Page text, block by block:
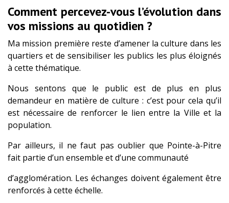
Comment percevez-vous l’évolution dans
vos missions au quotidien ?
Ma mission première reste d’amener la culture dans les
quartiers et de sensibiliser les publics les plus éloignés
à cette thématique.
Nous sentons que le public est de plus en plus
demandeur en matière de culture : c’est pour cela qu’il
est nécessaire de renforcer le lien entre la Ville et la
population.
Par ailleurs, il ne faut pas oublier que Pointe-à-Pitre
fait partie d’un ensemble et d’une communauté
d’agglomération. Les échanges doivent également être
renforcés à cette échelle.